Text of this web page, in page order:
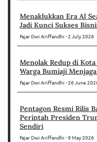
Menaklukkan Era AI
Jadi Kunci Sukses
Fajar Dwi Ariffandhi 2 July 2026
Menolak Redup di
Warga Bumiaji
Fajar Dwi Ariffandhi 26 June
Pentagon Resmi Rilis
Perintah Presiden
Sendiri
Fajar Dwi Ariffandhi 9 May 2026